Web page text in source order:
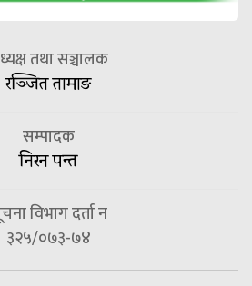
तथा सञ्चालक
रञ्जित तामाङ
सम्पादक
निरन पन्त
विभाग दर्ता न
३२५/०७३-७४